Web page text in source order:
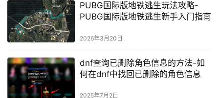
PUBG国际版地铁逃生玩法攻略-
PUBG国际版地铁逃生新手入门指南
2026年3月20日
dnf查询已删除角色信息的方法-如
何在dnf中找回已删除的角色信息
2025年7月2日